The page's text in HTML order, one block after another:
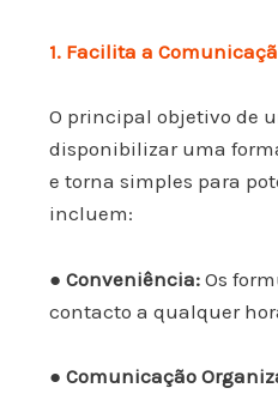
1. Facilita a
O principal objetivo de
disponibilizar uma
e torna simples para
incluem:
● Conveniência: Os
contacto a qualquer
● Comunicação